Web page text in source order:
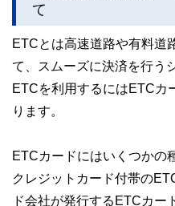
て
ETCとは高速道路や有料道
て、スムーズに決済を行う
ETCを利用するにはETCカ
ります。
ETCカードにはいくつかの
クレジットカード付帯の
ド会社が発行するETCカー